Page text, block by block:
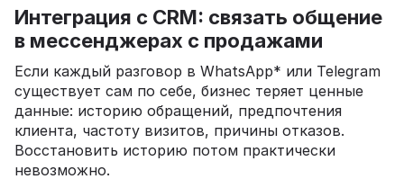
Интеграция с CRM: связать общение
в мессенджерах с продажами
Если каждый разговор в WhatsApp* или Telegram
существует сам по себе, бизнес теряет ценные
данные: историю обращений, предпочтения
клиента, частоту визитов, причины отказов.
Восстановить историю потом практически
невозможно.